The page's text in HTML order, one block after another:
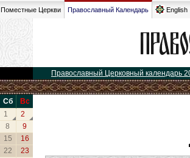
Поместные Церкви Православный Календарь English
Православный Церковный календарь
Сб
Вс
1
2
8
9
15
16
22
23